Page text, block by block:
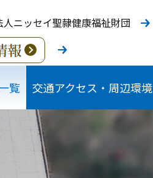
人ニッセイ聖隷健康福祉財団
覧 交通アクセス・周辺環境